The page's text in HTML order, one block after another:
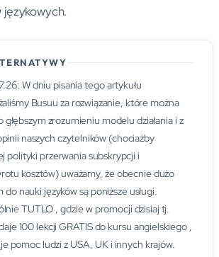
W dniu pisania tego artykułu
Busuu za rozwiązanie, które można
zrozumieniu modelu działania i z
naszych czytelników (chociażby
polityki przerwania subskrypcji i
kosztów) uważamy, że obecnie dużo
nauki języków są poniższe usługi.
TUTLO , gdzie w promocji dzisiaj tj.
100 lekcji GRATIS do kursu angielskiego ,
pomoc ludzi z USA, UK i innych krajów.